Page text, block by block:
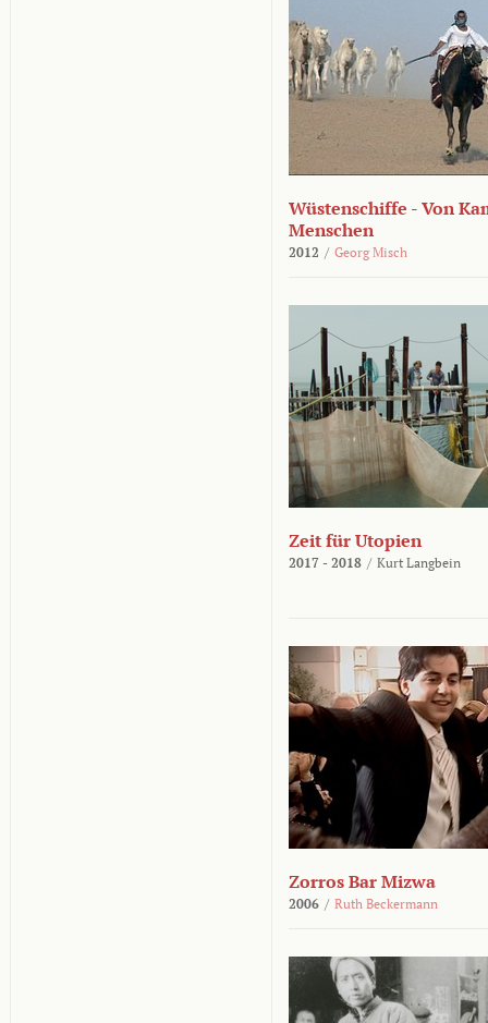
Wüstenschiffe - Von
Menschen
2012 / Georg Misch
Zeit für Utopien
2017 - 2018 / Kurt Langbein
Zorros Bar Mizwa
2006 / Ruth Beckermann